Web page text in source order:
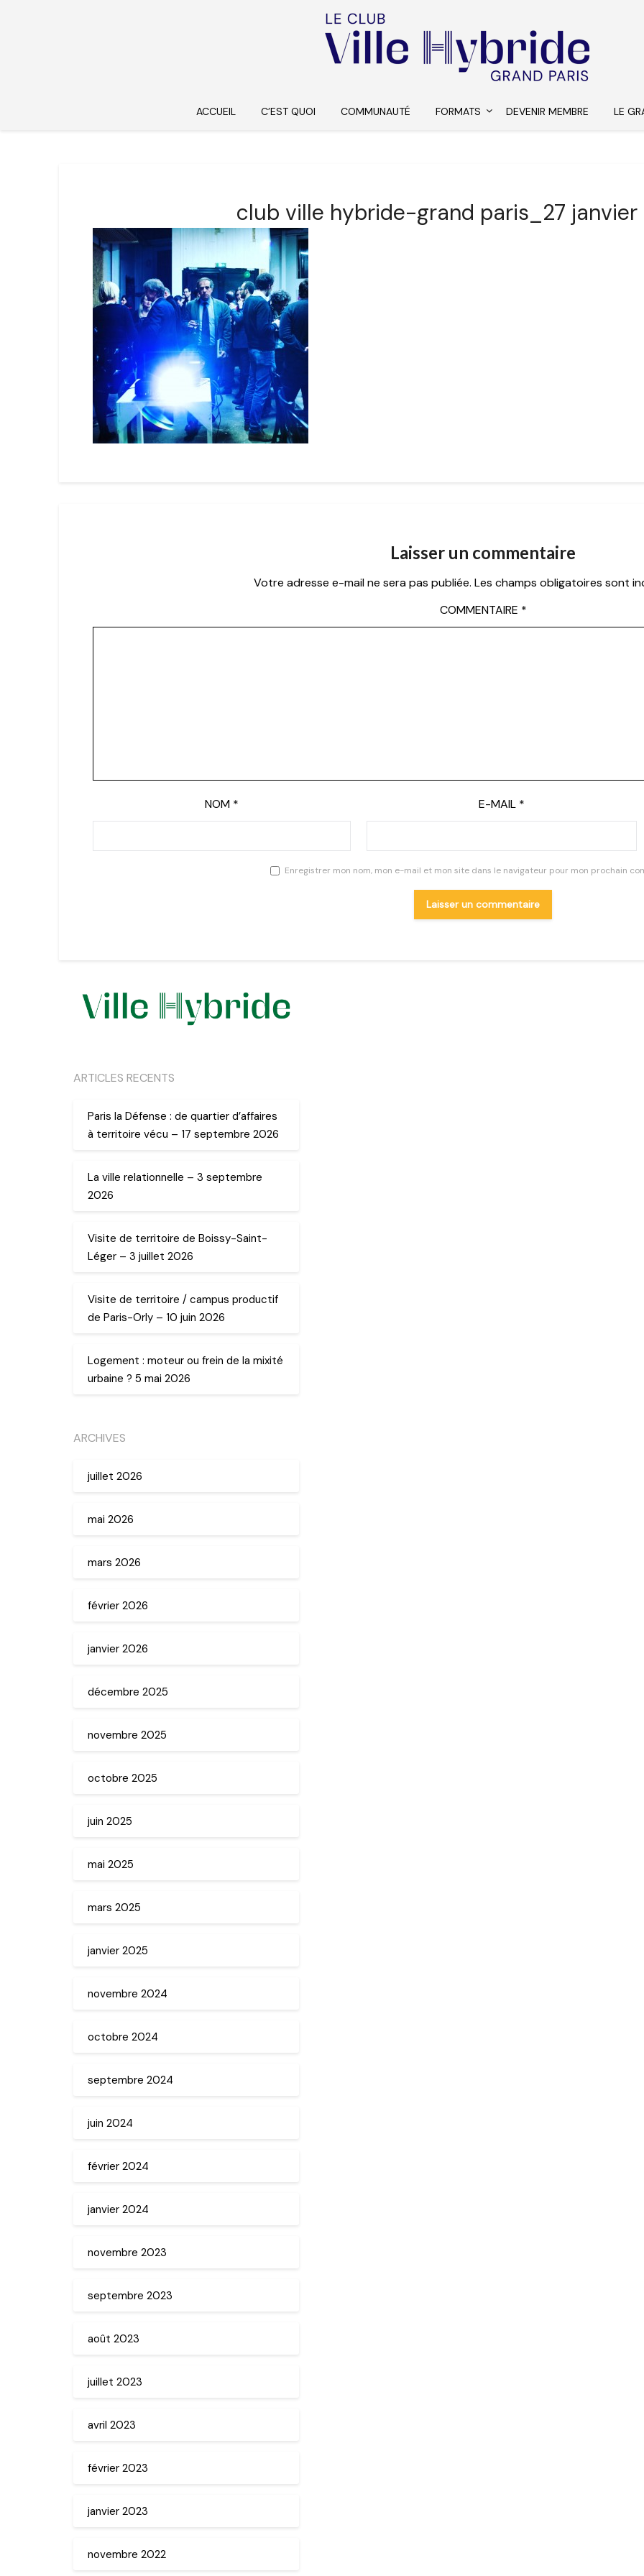
ACCUEIL C’EST QUOI COMMUNAUTÉ FORMATS DEVENIR MEMBRE LE
club ville hybride-grand paris_27 janvier
Laisser un commentaire
Votre adresse e-mail ne sera pas publiée. Les champs obligatoires sont
COMMENTAIRE *
NOM * E-MAIL *
Enregistrer mon nom, mon e-mail et mon site dans le navigateur pour mon prochain
ARTICLES RECENTS
Paris la Défense : de quartier d’affaires
à territoire vécu – 17 septembre 2026
La ville relationnelle – 3 septembre
2026
Visite de territoire de Boissy-Saint-
Léger – 3 juillet 2026
Visite de territoire / campus productif
de Paris-Orly – 10 juin 2026
Logement : moteur ou frein de la mixité
urbaine ? 5 mai 2026
ARCHIVES
juillet 2026
mai 2026
mars 2026
février 2026
janvier 2026
décembre 2025
novembre 2025
octobre 2025
juin 2025
mai 2025
mars 2025
janvier 2025
novembre 2024
octobre 2024
septembre 2024
juin 2024
février 2024
janvier 2024
novembre 2023
septembre 2023
août 2023
juillet 2023
avril 2023
février 2023
janvier 2023
novembre 2022